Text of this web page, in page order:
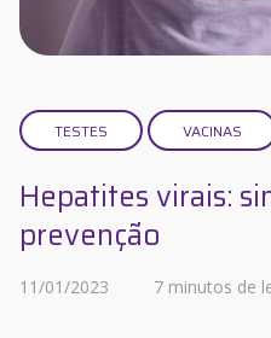
TESTES VACINAS
Hepatites virais:
prevenção
11/01/2023 7 minutos de